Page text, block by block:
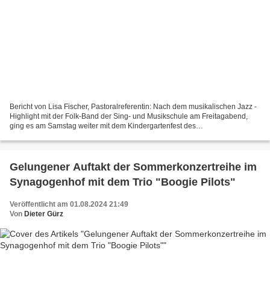
Bericht von Lisa Fischer, Pastoralreferentin: Nach dem musikalischen Jazz -
Highlight mit der Folk-Band der Sing- und Musikschule am Freitagabend,
ging es am Samstag weiter mit dem Kindergartenfest des
Gelungener Auftakt der Sommerkonzertreihe im
Synagogenhof mit dem Trio "Boogie Pilots"
Veröffentlicht am 01.08.2024 21:49
Von Dieter Gürz